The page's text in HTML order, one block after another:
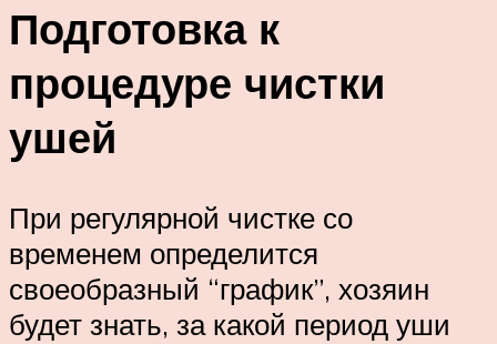
Подготовка к
процедуре чистки
ушей
При регулярной чистке со
временем определится
своеобразный “график”, хозяин
будет знать, за какой период уши